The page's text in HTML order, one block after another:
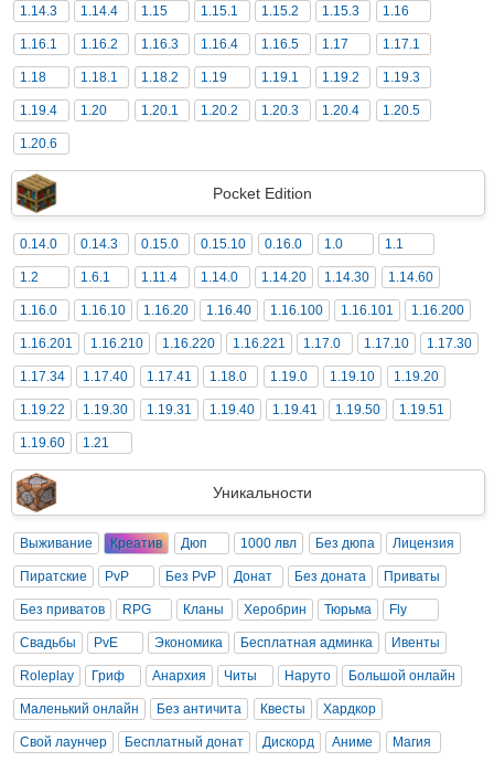
1.14.3 1.14.4 1.15 1.15.1 1.15.2 1.15.3 1.16
1.16.1 1.16.2 1.16.3 1.16.4 1.16.5 1.17 1.17.1
1.18 1.18.1 1.18.2 1.19 1.19.1 1.19.2 1.19.3
1.19.4 1.20 1.20.1 1.20.2 1.20.3 1.20.4 1.20.5
1.20.6
Pocket Edition
0.14.0 0.14.3 0.15.0 0.15.10 0.16.0 1.0 1.1
1.2 1.6.1 1.11.4 1.14.0 1.14.20 1.14.30 1.14.60
1.16.0 1.16.10 1.16.20 1.16.40 1.16.100 1.16.101 1.16.200
1.16.201 1.16.210 1.16.220 1.16.221 1.17.0 1.17.10 1.17.30
1.17.34 1.17.40 1.17.41 1.18.0 1.19.0 1.19.10 1.19.20
1.19.22 1.19.30 1.19.31 1.19.40 1.19.41 1.19.50 1.19.51
1.19.60 1.21
Уникальности
Выживание Креатив Дюп 1000 лвл Без дюпа Лицензия
Пиратские PvP Без PvP Донат Без доната Приваты
Без приватов RPG Кланы Херобрин Тюрьма Fly
Свадьбы PvE Экономика Бесплатная админка Ивенты
Roleplay Гриф Анархия Читы Наруто Большой онлайн
Маленький онлайн Без античита Квесты Хардкор
Свой лаунчер Бесплатный донат Дискорд Аниме Магия